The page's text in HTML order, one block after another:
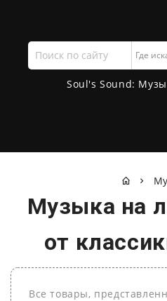
Поиск
по
сайту
Soul's Sound:
Музыка на
от
Все товары,